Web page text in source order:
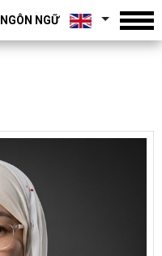
NGÔN NGỮ